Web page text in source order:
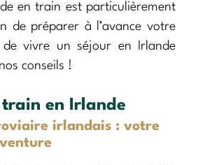
en train est particulièrement
de préparer à l’avance votre
de vivre un séjour en Irlande
conseils !
en Irlande
irlandais : votre